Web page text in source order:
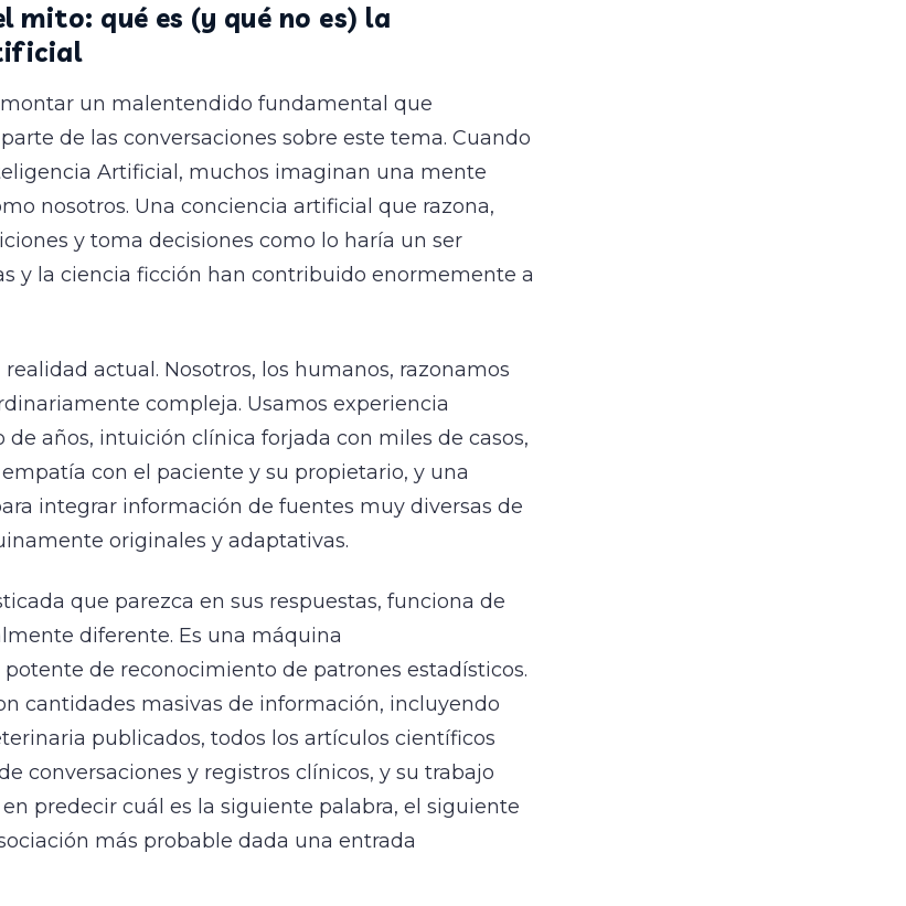
mito: qué es (y qué no es) la
un malentendido fundamental que
de las conversaciones sobre este tema. Cuando
Artificial, muchos imaginan una mente
nosotros. Una conciencia artificial que razona,
y toma decisiones como lo haría un ser
y la ciencia ficción han contribuido enormemente a
actual. Nosotros, los humanos, razonamos
compleja. Usamos experiencia
años, intuición clínica forjada con miles de casos,
con el paciente y su propietario, y una
integrar información de fuentes muy diversas de
originales y adaptativas.
que parezca en sus respuestas, funciona de
diferente. Es una máquina
de reconocimiento de patrones estadísticos.
cantidades masivas de información, incluyendo
publicados, todos los artículos científicos
conversaciones y registros clínicos, y su trabajo
predecir cuál es la siguiente palabra, el siguiente
más probable dada una entrada